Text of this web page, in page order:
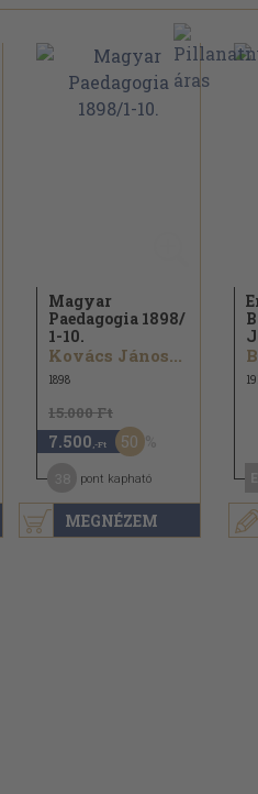
MEGNÉZEM
Magyar
Paedagogia 1898/
1-10.
Kovács János...
1898
15.000 Ft
7.500 ,-Ft 50
pont kapható